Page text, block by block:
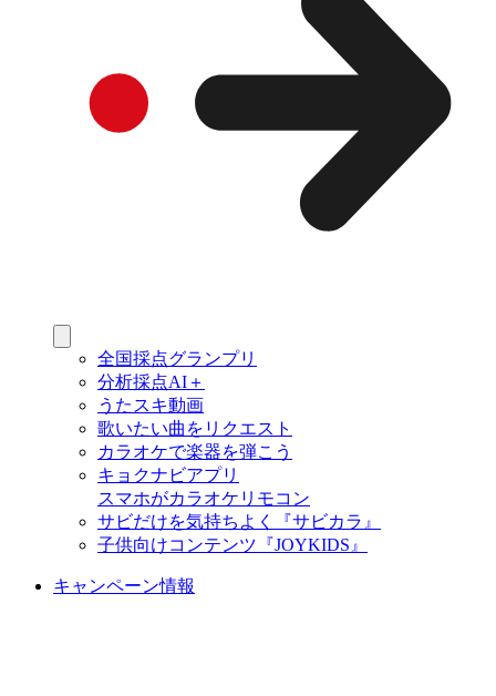
全国採点グランプリ
分析採点AI＋
うたスキ動画
歌いたい曲をリクエスト
カラオケで楽器を弾こう
キョクナビアプリ
スマホがカラオケリモコン
サビだけを気持ちよく『サビカラ』
子供向けコンテンツ『JOYKIDS』
キャンペーン情報